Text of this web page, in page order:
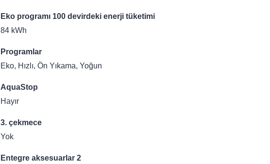
Eko programı 100 devirdeki enerji tüketimi
84 kWh
Programlar
Eko, Hızlı, Ön Yıkama, Yoğun
AquaStop
Hayır
3. çekmece
Yok
Entegre aksesuarlar 2